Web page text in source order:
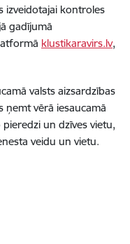
izveidotajai kontroles
gadījumā
klustikaravirs.lv,
valsts aizsardzības
ņemt vērā iesaucamā
un dzīves vietu,
veidu un vietu.